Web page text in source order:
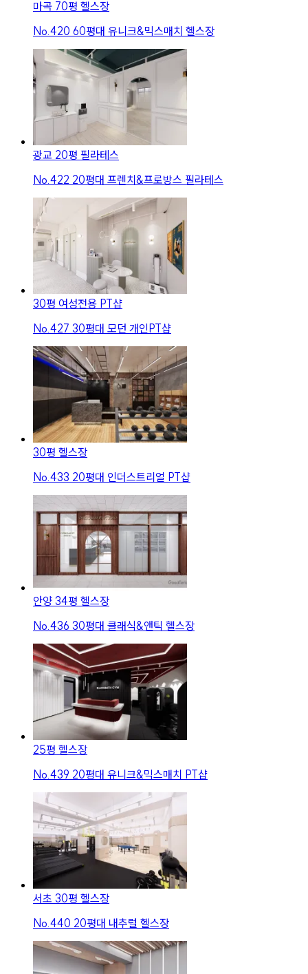
마곡 70평 헬스장
No. 420 60평대 유니크&믹스매치 헬스장
광교 20평 필라테스
No. 422 20평대 프렌치&프로방스 필라테스
30평 여성전용 PT샵
No. 427 30평대 모던 개인PT샵
30평 헬스장
No. 433 20평대 인더스트리얼 PT샵
안양 34평 헬스장
No. 436 30평대 클래식&앤틱 헬스장
25평 헬스장
No. 439 20평대 유니크&믹스매치 PT샵
서초 30평 헬스장
No. 440 20평대 내추럴 헬스장